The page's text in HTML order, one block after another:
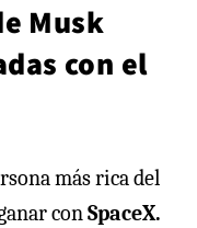
Musk
con el
más rica del
conSpaceX.